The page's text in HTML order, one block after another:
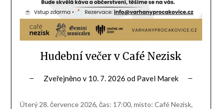
Hudební večer v Café Nezisk
Zveřejněno v 10. 7. 2026 od Pavel Marek
Úterý 28. července 2026, čas: 17:00, místo: Café Nezisk,